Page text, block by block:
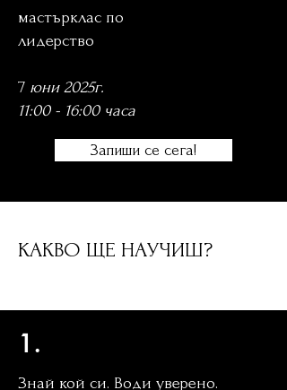
мастърклас по
лидерство
7 юни 2025г.
11:00 - 16:00 часа
Запиши се сега!
КАКВО ЩЕ НАУЧИШ?
1.
Знай кой си. Води уверено.